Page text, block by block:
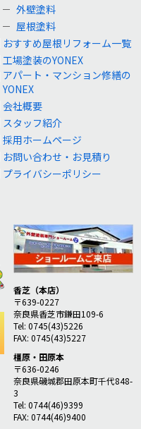
外壁塗料
屋根塗料
おすすめ屋根リフォーム一覧
工場塗装のYONEX
アパート・マンション修繕の
YONEX
会社概要
スタッフ紹介
採用ホームページ
お問い合わせ・お見積り
プライバシーポリシー
香芝（本店）
〒639-0227
奈良県香芝市鎌田109-6
Tel: 0745(43)5226
FAX: 0745(43)5227
橿原・田原本
〒636-0246
奈良県磯城郡田原本町千代848-
3
Tel: 0744(46)9399
FAX: 0744(46)9400